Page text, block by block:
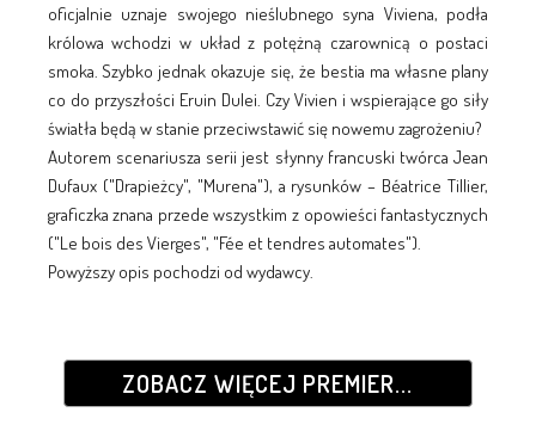
oficjalnie uznaje swojego nieślubnego syna Viviena, podła
królowa wchodzi w układ z potężną czarownicą o postaci
smoka. Szybko jednak okazuje się, że bestia ma własne plany
co do przyszłości Eruin Dulei. Czy Vivien i wspierające go siły
światła będą w stanie przeciwstawić się nowemu zagrożeniu?
Autorem scenariusza serii jest słynny francuski twórca Jean
Dufaux ("Drapieżcy", "Murena"), a rysunków – Béatrice Tillier,
graficzka znana przede wszystkim z opowieści fantastycznych
("Le bois des Vierges", "Fée et tendres automates").
Powyższy opis pochodzi od wydawcy.
ZOBACZ WIĘCEJ PREMIER...